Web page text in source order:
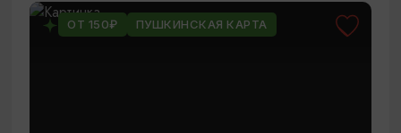
ОТ 150₽ ПУШКИНСКАЯ КАРТА